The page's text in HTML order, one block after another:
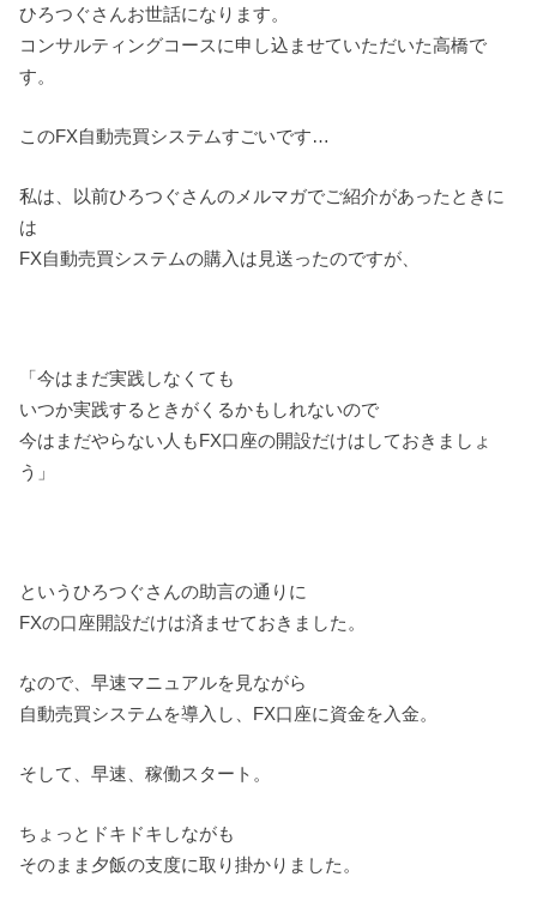
ひろつぐさんお世話になります。
コンサルティングコースに申し込ませていただいた高橋で
す。
このFX自動売買システムすごいです…
私は、以前ひろつぐさんのメルマガでご紹介があったときに
は
FX自動売買システムの購入は見送ったのですが、
「今はまだ実践しなくても
いつか実践するときがくるかもしれないので
今はまだやらない人もFX口座の開設だけはしておきましょ
う」
というひろつぐさんの助言の通りに
FXの口座開設だけは済ませておきました。
なので、早速マニュアルを見ながら
自動売買システムを導入し、FX口座に資金を入金。
そして、早速、稼働スタート。
ちょっとドキドキしながも
そのまま夕飯の支度に取り掛かりました。